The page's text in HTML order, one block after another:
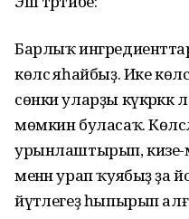
Барлыҡ
көлсә яһайбыҙ. Ике
сөнки уларҙы күкрәккә
мөмкин буласаҡ.
урынлаштырып, кизе-
менән урап ҡуябыҙ ҙа
йүтәлегеҙ һыпырып